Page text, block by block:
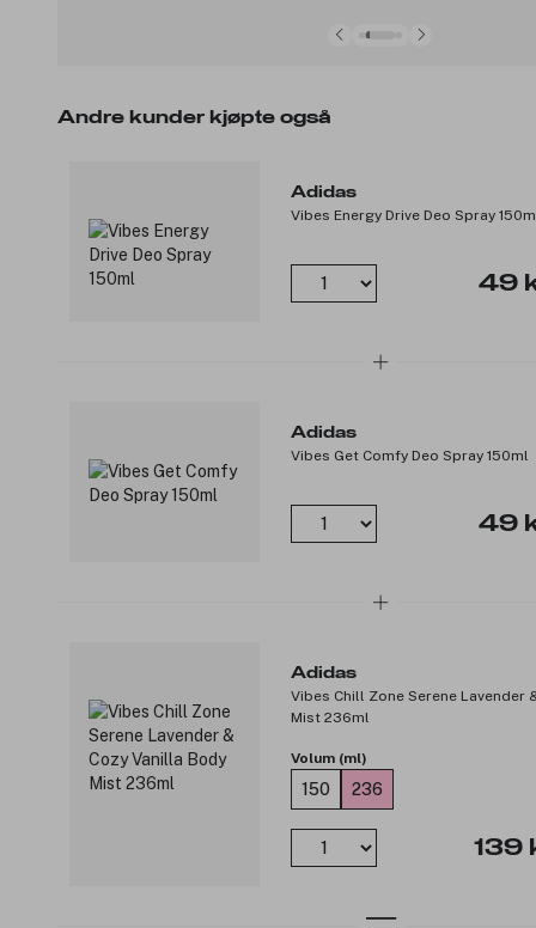
Andre kunder kjøpte også
Adidas
Vibes Energy Drive Deo Spray
49
Adidas
Vibes Get Comfy Deo Spray 150ml
49
Adidas
Vibes Chill Zone Serene Lavender
Mist 236ml
Volum (ml)
150 236
139